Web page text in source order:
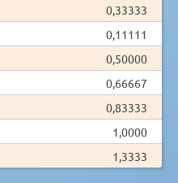
0,33333
0,11111
0,50000
0,66667
0,83333
1,0000
1,3333